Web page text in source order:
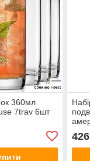
360мл
7trav 6шт
426